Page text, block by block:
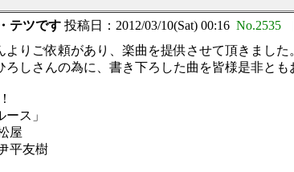
テツです投稿日：2012/03/10(Sat) 00:16 No.2535
りご依頼があり、楽曲を提供させて頂きました。
ろしさんの為に、書き下ろした曲を皆様是非とも
ス」
屋
平友樹